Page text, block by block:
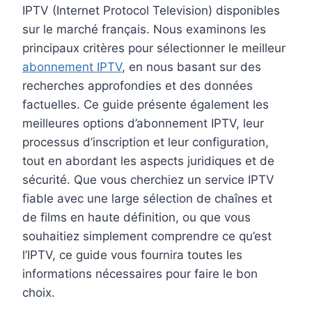
IPTV (Internet Protocol Television) disponibles
sur le marché français. Nous examinons les
principaux critères pour sélectionner le meilleur
abonnement IPTV, en nous basant sur des
recherches approfondies et des données
factuelles. Ce guide présente également les
meilleures options d’abonnement IPTV, leur
processus d’inscription et leur configuration,
tout en abordant les aspects juridiques et de
sécurité. Que vous cherchiez un service IPTV
fiable avec une large sélection de chaînes et
de films en haute définition, ou que vous
souhaitiez simplement comprendre ce qu’est
l’IPTV, ce guide vous fournira toutes les
informations nécessaires pour faire le bon
choix.